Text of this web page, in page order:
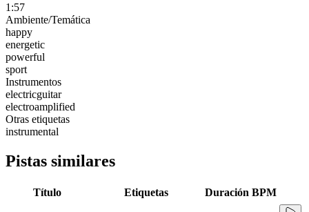
1:57
Ambiente/Temática
happy
energetic
powerful
sport
Instrumentos
electricguitar
electroamplified
Otras etiquetas
instrumental
Pistas similares
Título Etiquetas Duración BPM